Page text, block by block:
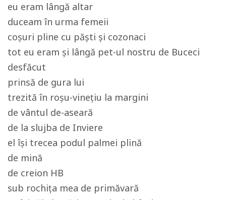
eu eram lângă altar
duceam în urma femeii
coșuri pline cu păști și cozonaci
tot eu eram și lângă pet-ul nostru de Buceci
desfăcut
prinsă de gura lui
trezită în roșu-vinețiu la margini
de vântul de-aseară
de la slujba de Inviere
el își trecea podul palmei plină
de mină
de creion HB
sub rochița mea de primăvară